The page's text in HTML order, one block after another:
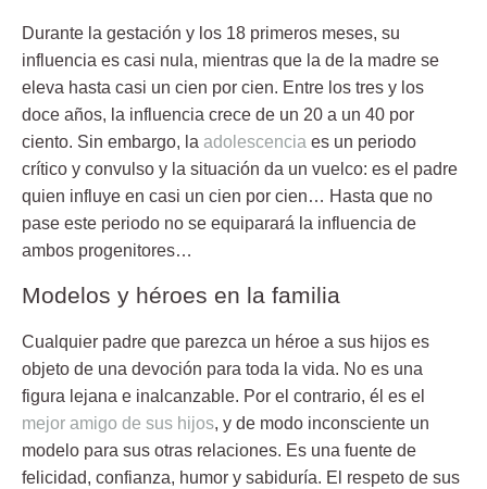
Durante la gestación y los 18 primeros meses, su
influencia es casi nula, mientras que la de la madre se
eleva hasta casi un cien por cien. Entre los tres y los
doce años, la influencia crece de un 20 a un 40 por
ciento. Sin embargo, la adolescencia es un periodo
crítico y convulso y la situación da un vuelco: es el padre
quien influye en casi un cien por cien… Hasta que no
pase este periodo no se equiparará la influencia de
ambos progenitores…
Modelos y héroes en la familia
Cualquier padre que parezca un héroe a sus hijos es
objeto de una devoción para toda la vida. No es una
figura lejana e inalcanzable. Por el contrario, él es el
mejor amigo de sus hijos, y de modo inconsciente un
modelo para sus otras relaciones. Es una fuente de
felicidad, confianza, humor y sabiduría. El respeto de sus